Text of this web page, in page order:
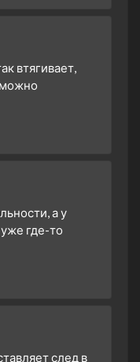
втягивает,
можно
а у
где-то
след в